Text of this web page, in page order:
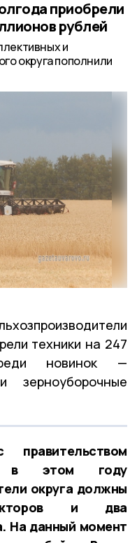
приобрели
рублей
и
округа пополнили
техники на 247
новинок —
зерноуборочные
в этом году
округа должны
и два
На данный момент